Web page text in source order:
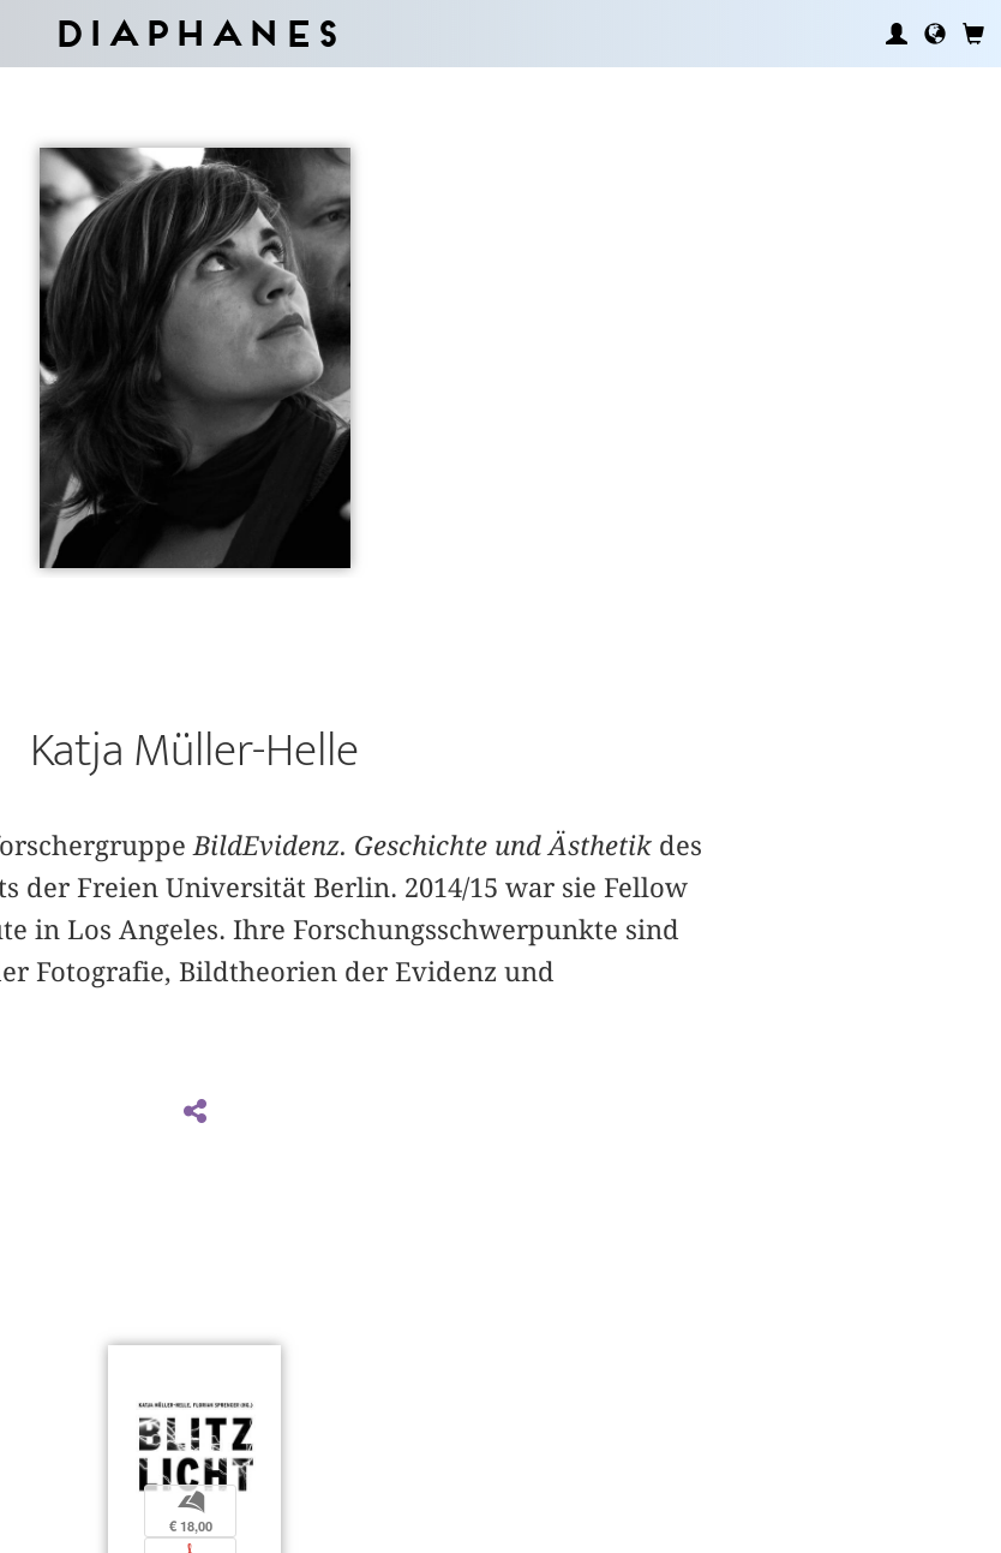
Diaphanes
Katja Müller-Helle
BildEvidenz. Geschichte und Ästhetikdes
der Freien Universität Berlin. 2014/15 war sie Fellow
in Los Angeles. Ihre Forschungsschwerpunkte sind
Fotografie, Bildtheorien der Evidenz und
b
€ 18,00